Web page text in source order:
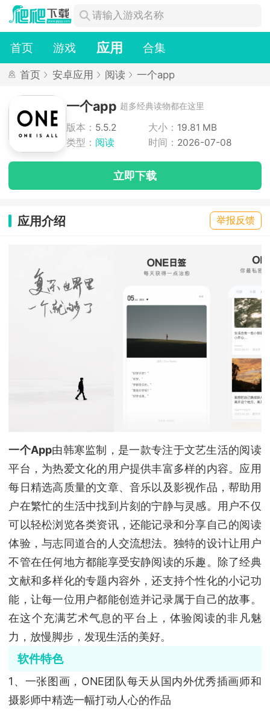
首页 游戏 应用 合集
首页 安卓应用 阅读 一个app
一个app 超多经典读物都在这里
版本： 5.5.2 大小： 19.81 MB
类型： 阅读 时间： 2026-07-08
立即下载
应用介绍 举报反馈
一个App由韩寒监制，是一款专注于文艺生活的阅读
平台，为热爱文化的用户提供丰富多样的内容。应用
每日精选高质量的文章、音乐以及影视作品，帮助用
户在繁忙的生活中找到片刻的宁静与灵感。用户不仅
可以轻松浏览各类资讯，还能记录和分享自己的阅读
体验，与志同道合的人交流想法。独特的设计让用户
不管在任何地方都能享受安静阅读的乐趣。除了经典
文献和多样化的专题内容外，还支持个性化的小记功
能，让每一位用户都能创造并记录属于自己的故事。
在这个充满艺术气息的平台上，体验阅读的非凡魅
力，放慢脚步，发现生活的美好。
软件特色
1、一张图画，ONE团队每天从国内外优秀插画师和
摄影师中精选一幅打动人心的作品